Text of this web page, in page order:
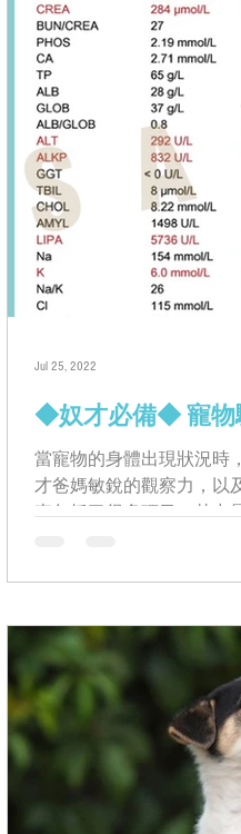
◆奴才必備◆ 寵物
當寵物的身體出現狀況時
才爸媽敏銳的觀察力，以
查包括了很多項目，其中
Jul 25, 2022